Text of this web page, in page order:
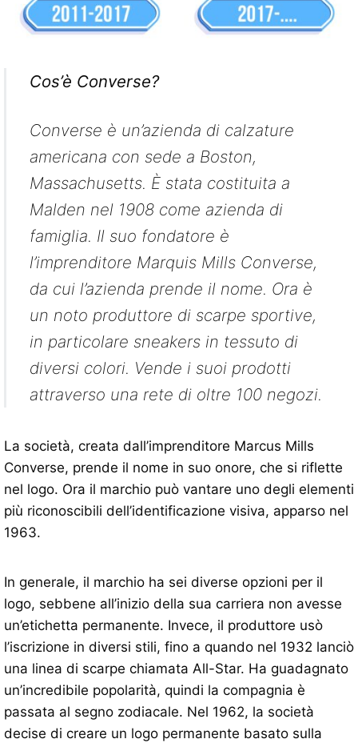
Cos’è Converse?
Converse è un’azienda di calzature
americana con sede a Boston,
Massachusetts. È stata costituita a
Malden nel 1908 come azienda di
famiglia. Il suo fondatore è
l’imprenditore Marquis Mills Converse,
da cui l’azienda prende il nome. Ora è
un noto produttore di scarpe sportive,
in particolare sneakers in tessuto di
diversi colori. Vende i suoi prodotti
attraverso una rete di oltre 100 negozi.
La società, creata dall’imprenditore Marcus Mills
Converse, prende il nome in suo onore, che si riflette
nel logo. Ora il marchio può vantare uno degli elementi
più riconoscibili dell’identificazione visiva, apparso nel
1963.
In generale, il marchio ha sei diverse opzioni per il
logo, sebbene all’inizio della sua carriera non avesse
un’etichetta permanente. Invece, il produttore usò
l’iscrizione in diversi stili, fino a quando nel 1932 lanciò
una linea di scarpe chiamata All-Star. Ha guadagnato
un’incredibile popolarità, quindi la compagnia è
passata al segno zodiacale. Nel 1962, la società
decise di creare un logo permanente basato sulla